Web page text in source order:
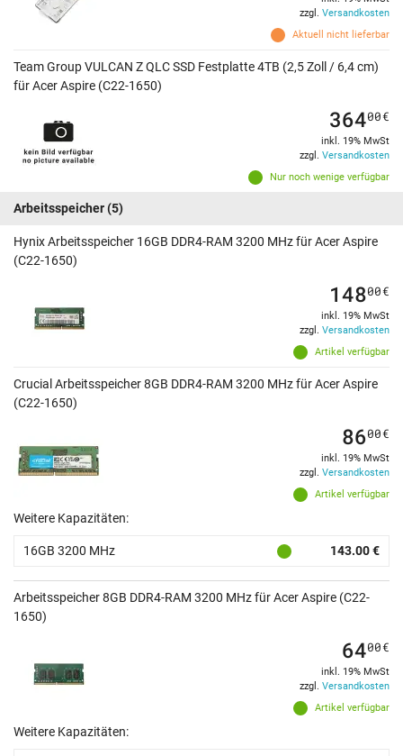
Aktuell nicht lieferbar
zzgl. Versandkosten
Team Group VULCAN Z QLC SSD Festplatte 4TB (2,5 Zoll / 6,4 cm)
für Acer Aspire (C22-1650)
Nur noch wenige verfügbar
36400€
inkl. 19% MwSt
zzgl. Versandkosten
Arbeitsspeicher(5)
Hynix Arbeitsspeicher 16GB DDR4-RAM 3200 MHz für Acer Aspire
(C22-1650)
Artikel verfügbar
14800€
inkl. 19% MwSt
zzgl. Versandkosten
Crucial Arbeitsspeicher 8GB DDR4-RAM 3200 MHz für Acer Aspire
(C22-1650)
Artikel verfügbar
8600€
inkl. 19% MwSt
zzgl. Versandkosten
Weitere Kapazitäten:
16GB 3200 MHz 143.00 €
Arbeitsspeicher 8GB DDR4-RAM 3200 MHz für Acer Aspire (C22-
1650)
Artikel verfügbar
6400€
inkl. 19% MwSt
zzgl. Versandkosten
Weitere Kapazitäten: